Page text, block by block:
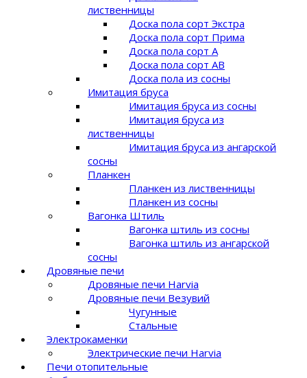
лиственницы
Доска пола сорт Экстра
Доска пола сорт Прима
Доска пола сорт A
Доска пола сорт AB
Доска пола из сосны
Имитация бруса
Имитация бруса из сосны
Имитация бруса из
лиственницы
Имитация бруса из ангарской
сосны
Планкен
Планкен из лиственницы
Планкен из сосны
Вагонка Штиль
Вагонка штиль из сосны
Вагонка штиль из ангарской
сосны
Дровяные печи
Дровяные печи Harvia
Дровяные печи Везувий
Чугунные
Стальные
Электрокаменки
Электрические печи Harvia
Печи отопительные